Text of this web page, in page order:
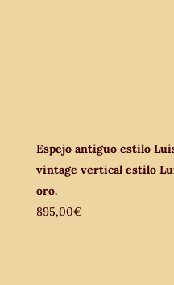
Espejo antiguo estilo
vintage vertical estilo
oro.
895,00€